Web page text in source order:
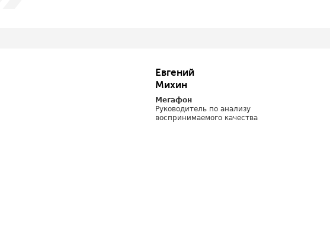
Евгений
Михин
Мегафон
Руководитель по анализу
воспринимаемого качества